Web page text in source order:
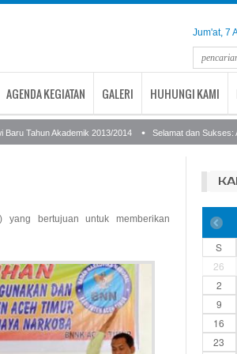
Jum'at, 7
AGENDA KEGIATAN GALERI HUHUNGI KAMI
Tahun Akademik 2013/2014 Selamat dan Sukses:
yang bertujuan untuk memberikan
S
26
2
9
16
23